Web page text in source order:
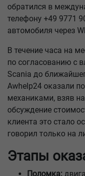
обратился в
телефону +49 9771
автомобиля через
В течение часа на
по согласованию с
Scania до
Awhelp24 оказали
механиками, взяв
обсуждение
клиента это стало
говорил только на
Этапы
Поломка: